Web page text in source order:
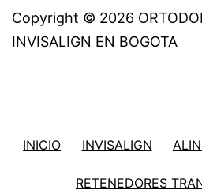
Copyright © 2026
INVISALIGN EN BOGOTA
INICIO INVISALIGN
RETENEDORES